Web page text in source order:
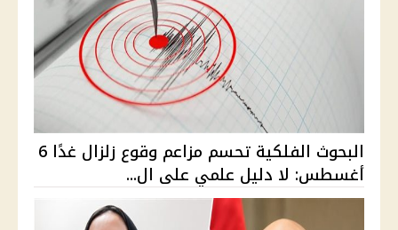
البحوث الفلكية تحسم مزاعم وقوع زلزال غدًا 6
أغسطس: لا دليل علمي على ال...